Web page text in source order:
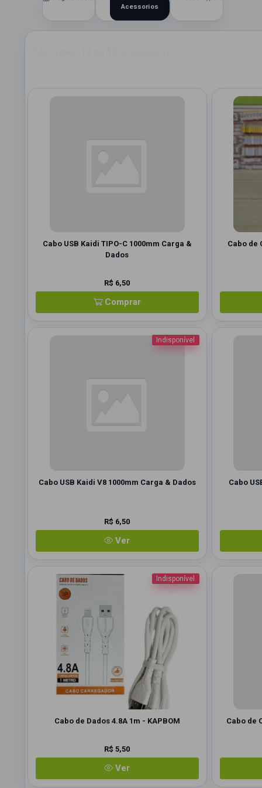
Acessorios
Cabo USB Kaidi TIPO-C 1000mm Carga &
Dados
R$ 6,50
Comprar
Cabo de
Indisponível
Cabo USB Kaidi V8 1000mm Carga & Dados
R$ 6,50
Ver
Cabo
Indisponível
Cabo de Dados 4.8A 1m - KAPBOM
R$ 5,50
Ver
Cabo de